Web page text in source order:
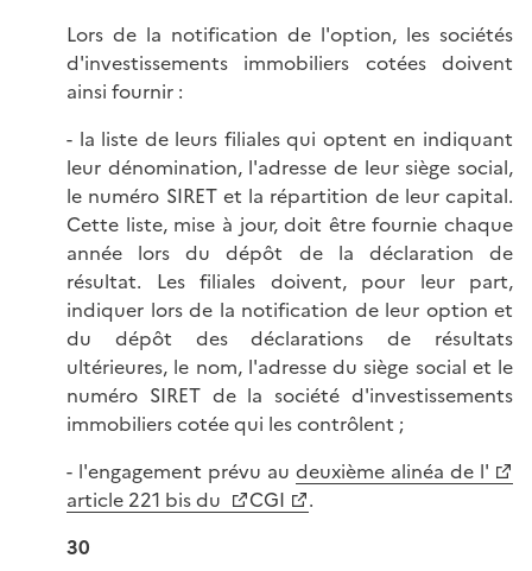
Lors de la notification de l'option, les sociétés
d'investissements immobiliers cotées doivent
ainsi fournir :
- la liste de leurs filiales qui optent en indiquant
leur dénomination, l'adresse de leur siège social,
le numéro SIRET et la répartition de leur capital.
Cette liste, mise à jour, doit être fournie chaque
année lors du dépôt de la déclaration de
résultat. Les filiales doivent, pour leur part,
indiquer lors de la notification de leur option et
du dépôt des déclarations de résultats
ultérieures, le nom, l'adresse du siège social et le
numéro SIRET de la société d'investissements
immobiliers cotée qui les contrôlent ;
- l'engagement prévu au deuxième alinéa de l'
article 221 bis du
CGI
.
30